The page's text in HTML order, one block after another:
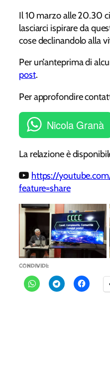
Il 10 marzo alle 20.30
lasciarci ispirare da
cose declinandolo alla
Per un’anteprima di
post.
Per approfondire
Nicola Granà
La relazione è
https://
feature=share
CONDIVIDI: